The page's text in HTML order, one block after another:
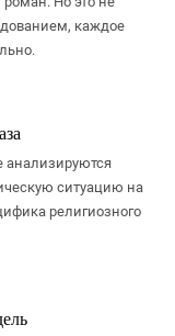
В ЧЕЧНЕ
каждое
анализируются
ситуацию на
религиозного